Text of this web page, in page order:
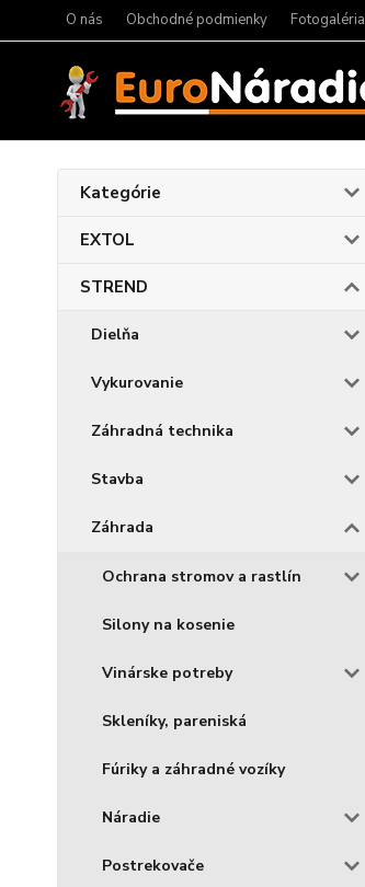
O nás Obchodné podmienky Fotogaléria
Kategórie
EXTOL
STREND
Dielňa
Vykurovanie
Záhradná technika
Stavba
Záhrada
Ochrana stromov a rastlín
Silony na kosenie
Vinárske potreby
Skleníky, pareniská
Fúriky a záhradné vozíky
Náradie
Postrekovače